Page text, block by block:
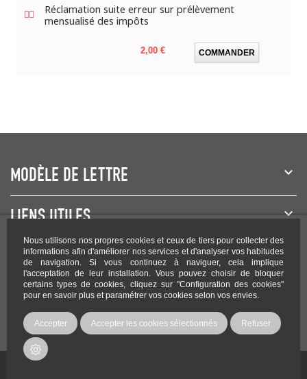
Nous utilisons nos propres cookies et ceux de tiers pour collecter des
informations afin d'améliorer nos services et d'analyser vos habitudes
de navigation. Si vous continuez à naviguer, cela implique
l'acceptation de leur installation. Vous pouvez choisir de bloquer
certains types de cookies, cliquez sur "Configuration des cookies"
pour en savoir plus et paramétrer vos cookies selon vos envies.
Accepter Accepter les cookies sélectionnés Refuser
Réclamation suite erreur sur prélèvement
mensualisé des impôts
Prix
2,00 € COMMANDER
MODÈLE DE LETTRE
LIENS UTILES
NEWSLETTER